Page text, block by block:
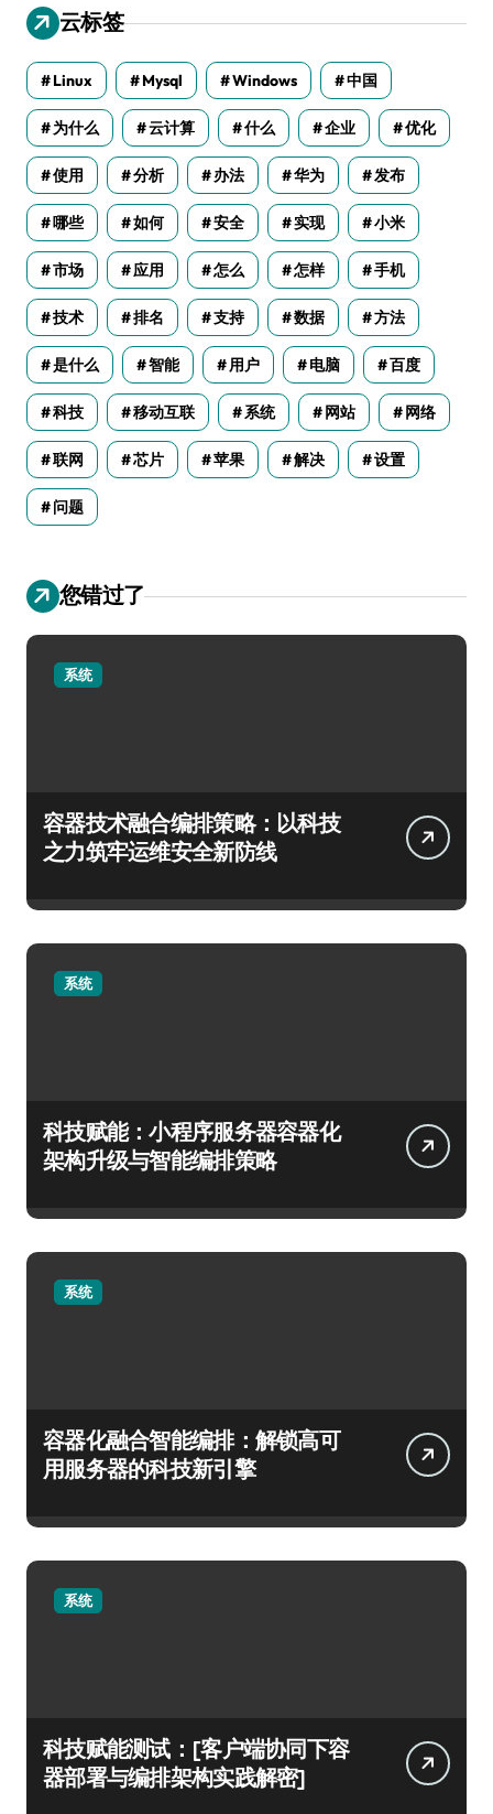
云标签
Linux Mysql Windows 中国
为什么 云计算 什么 企业 优化
使用 分析 办法 华为 发布
哪些 如何 安全 实现 小米
市场 应用 怎么 怎样 手机
技术 排名 支持 数据 方法
是什么 智能 用户 电脑 百度
科技 移动互联 系统 网站 网络
联网 芯片 苹果 解决 设置
问题
您错过了
系统
容器技术融合编排策略：以科技
之力筑牢运维安全新防线
系统
科技赋能：小程序服务器容器化
架构升级与智能编排策略
系统
容器化融合智能编排：解锁高可
用服务器的科技新引擎
系统
科技赋能测试：[客户端协同下容
器部署与编排架构实践解密]